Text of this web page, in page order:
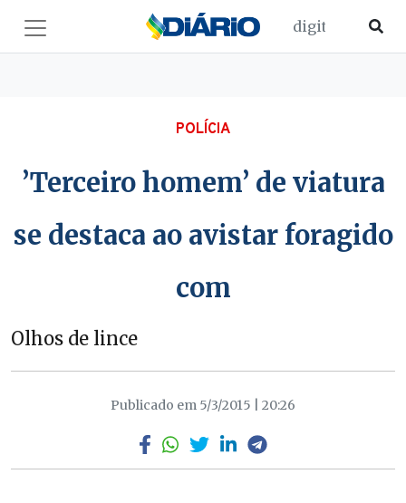
POLÍCIA
’Terceiro homem’ de viatura
se destaca ao avistar foragido
com
Olhos de lince
Publicado em 5/3/2015 | 20:26